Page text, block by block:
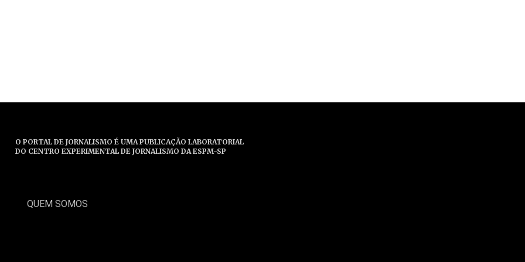
O PORTAL DE JORNALISMO É UMA PUBLICAÇÃO LABORATORIAL
DO CENTRO EXPERIMENTAL DE JORNALISMO DA ESPM-SP
QUEM SOMOS